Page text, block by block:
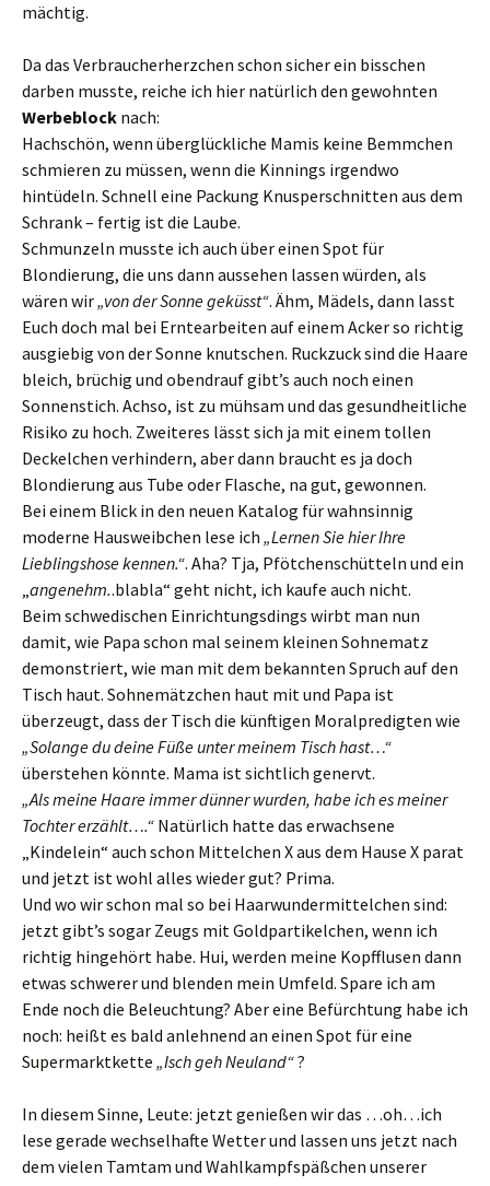
mächtig.
Da das Verbraucherherzchen schon sicher ein bisschen
darben musste, reiche ich hier natürlich den gewohnten
Werbeblock nach:
Hachschön, wenn überglückliche Mamis keine Bemmchen
schmieren zu müssen, wenn die Kinnings irgendwo
hintüdeln. Schnell eine Packung Knusperschnitten aus dem
Schrank – fertig ist die Laube.
Schmunzeln musste ich auch über einen Spot für
Blondierung, die uns dann aussehen lassen würden, als
wären wir„von der Sonne geküsst“. Ähm, Mädels, dann lasst
Euch doch mal bei Erntearbeiten auf einem Acker so richtig
ausgiebig von der Sonne knutschen. Ruckzuck sind die Haare
bleich, brüchig und obendrauf gibt’s auch noch einen
Sonnenstich. Achso, ist zu mühsam und das gesundheitliche
Risiko zu hoch. Zweiteres lässt sich ja mit einem tollen
Deckelchen verhindern, aber dann braucht es ja doch
Blondierung aus Tube oder Flasche, na gut, gewonnen.
Bei einem Blick in den neuen Katalog für wahnsinnig
moderne Hausweibchen lese ich „Lernen Sie hier Ihre
Lieblingshose kennen.“. Aha? Tja, Pfötchenschütteln und ein
„angenehm..blabla“ geht nicht, ich kaufe auch nicht.
Beim schwedischen Einrichtungsdings wirbt man nun
damit, wie Papa schon mal seinem kleinen Sohnematz
demonstriert, wie man mit dem bekannten Spruch auf den
Tisch haut. Sohnemätzchen haut mit und Papa ist
überzeugt, dass der Tisch die künftigen Moralpredigten wie
„Solange du deine Füße unter meinem Tisch hast…“
überstehen könnte. Mama ist sichtlich genervt.
„Als meine Haare immer dünner wurden, habe ich es meiner
Tochter erzählt….“ Natürlich hatte das erwachsene
„Kindelein“ auch schon Mittelchen X aus dem Hause X parat
und jetzt ist wohl alles wieder gut? Prima.
Und wo wir schon mal so bei Haarwundermittelchen sind:
jetzt gibt’s sogar Zeugs mit Goldpartikelchen, wenn ich
richtig hingehört habe. Hui, werden meine Kopfflusen dann
etwas schwerer und blenden mein Umfeld. Spare ich am
Ende noch die Beleuchtung? Aber eine Befürchtung habe ich
noch: heißt es bald anlehnend an einen Spot für eine
Supermarktkette „Isch geh Neuland“?
In diesem Sinne, Leute: jetzt genießen wir das …oh…ich
lese gerade wechselhafte Wetter und lassen uns jetzt nach
dem vielen Tamtam und Wahlkampfspäßchen unserer